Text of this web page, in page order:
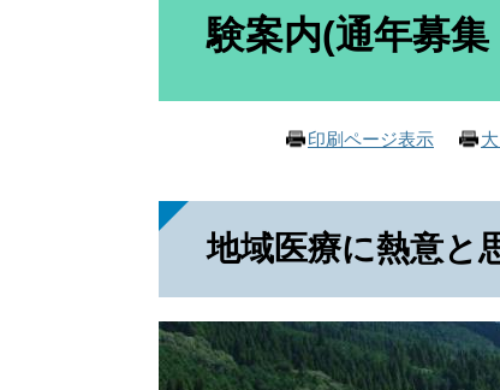
験案内(通年募集
印刷ページ表示
地域医療に熱意と